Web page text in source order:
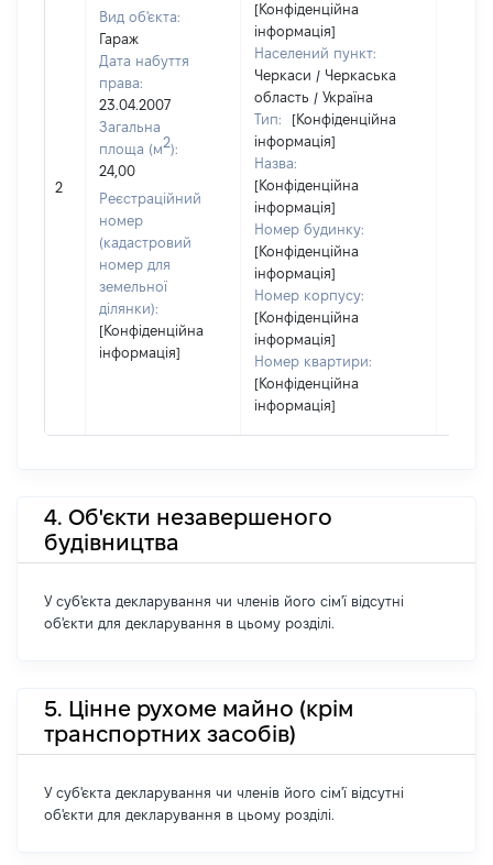
2
Вид об'єкта:
Гараж
Дата набуття
права:
23.04.2007
Загальна
площа (м2):
24,00
Реєстраційний
номер
(кадастровий
номер для
земельної
ділянки):
[Конфіденційна
інформація]
[Конфіденційна
інформація]
Населений пункт:
Черкаси / Черкаська
область / Україна
Тип:
[Конфіденційна
інформація]
Назва:
[Конфіденційна
інформація]
Номер будинку:
[Конфіденційна
інформація]
Номер корпусу:
[Конфіденційна
інформація]
Номер квартири:
[Конфіденційна
інформація]
4. Об'єкти незавершеного
будівництва
У суб'єкта декларування чи членів його сім'ї відсутні
об'єкти для декларування в цьому розділі.
5. Цінне рухоме майно (крім
транспортних засобів)
У суб'єкта декларування чи членів його сім'ї відсутні
об'єкти для декларування в цьому розділі.